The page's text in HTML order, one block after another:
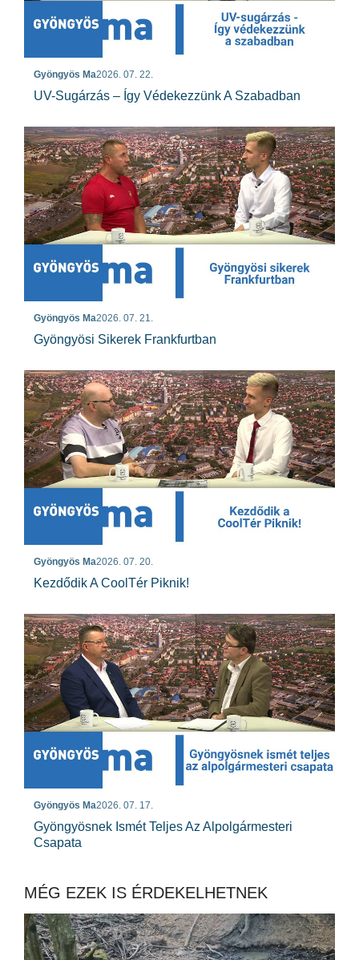
Gyöngyös Ma2026. 07. 22.
UV-Sugárzás – Így Védekezzünk A Szabadban
Gyöngyös Ma2026. 07. 21.
Gyöngyösi Sikerek Frankfurtban
Gyöngyös Ma2026. 07. 20.
Kezdődik A CoolTér Piknik!
Gyöngyös Ma2026. 07. 17.
Gyöngyösnek Ismét Teljes Az Alpolgármesteri
Csapata
MÉG EZEK IS ÉRDEKELHETNEK